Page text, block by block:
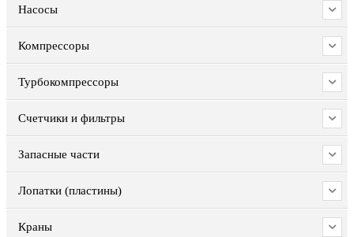
Насосы
Компрессоры
Турбокомпрессоры
Счетчики и фильтры
Запасные части
Лопатки (пластины)
Краны